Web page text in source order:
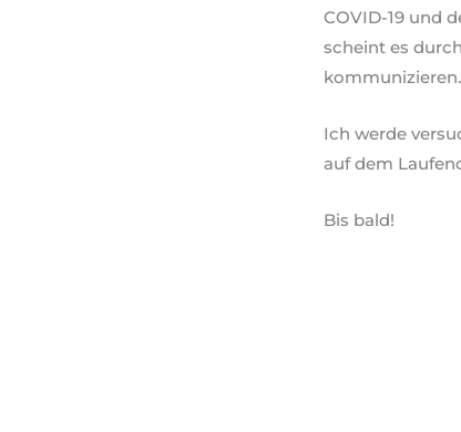
COVID-19 und
scheint es
kommunizieren.
Ich werde
auf dem
Bis bald!